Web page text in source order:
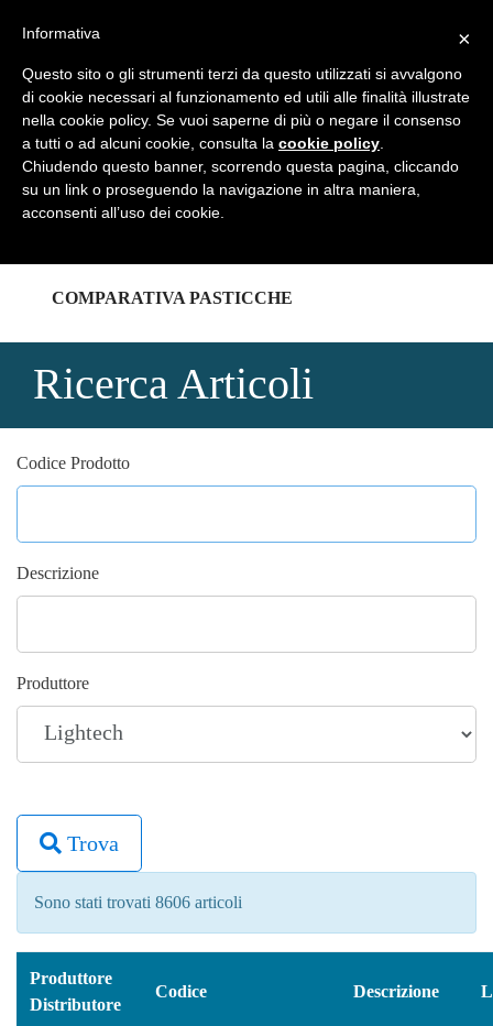
REGISTRATI
HOME
COMPARATIVA PASTICCHE
Ricerca Articoli
Codice Prodotto
Descrizione
Produttore
Trova
Sono stati trovati 8606 articoli
Produttore
Distributore
Codice Descrizione
×
Informativa
Questo sito o gli strumenti terzi da questo utilizzati si avvalgono
di cookie necessari al funzionamento ed utili alle finalità illustrate
nella cookie policy. Se vuoi saperne di più o negare il consenso
a tutti o ad alcuni cookie, consulta la cookie policy
Chiudendo questo banner, scorrendo questa pagina, cliccando
su un link o proseguendo la navigazione in altra maniera,
acconsenti all’uso dei cookie.